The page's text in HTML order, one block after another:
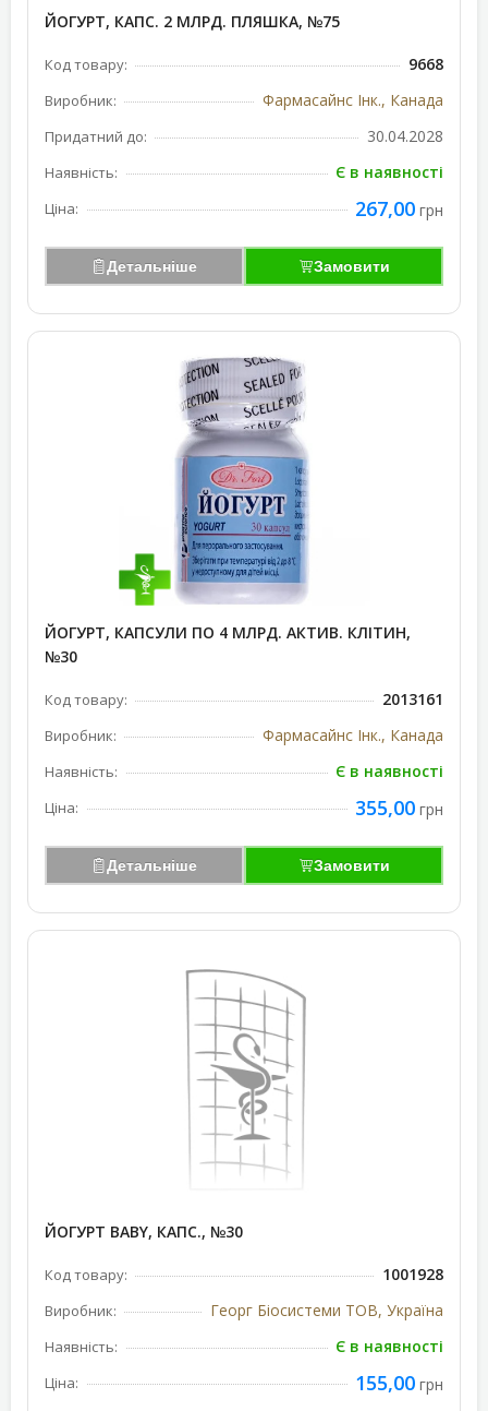
ЙОГУРТ, КАПС. 2 МЛРД. ПЛЯШКА, №75
Код товару: 9668
Виробник: Фармасайнс Інк., Канада
Придатний до: 30.04.2028
Наявність: Є в наявності
Ціна: 267,00 грн
Детальніше Замовити
ЙОГУРТ, КАПСУЛИ ПО 4 МЛРД. АКТИВ. КЛІТИН,
№30
Код товару: 2013161
Виробник: Фармасайнс Інк., Канада
Наявність: Є в наявності
Ціна: 355,00 грн
Детальніше Замовити
ЙОГУРТ BABY, КАПС., №30
Код товару: 1001928
Виробник: Георг Біосистеми ТОВ, Україна
Наявність: Є в наявності
Ціна: 155,00 грн